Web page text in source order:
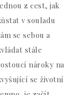
z cest, jak
v souladu
se sebou a
stále
nároky na
se životní